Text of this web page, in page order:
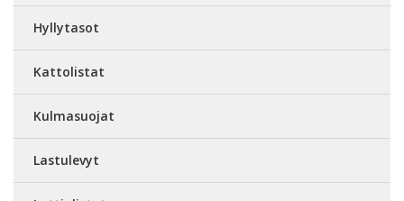
Hyllytasot
Kattolistat
Kulmasuojat
Lastulevyt